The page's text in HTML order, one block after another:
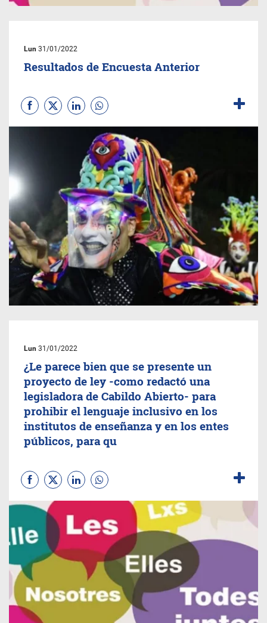
Lun 31/01/2022
Resultados de Encuesta Anterior
Lun 31/01/2022
¿Le parece bien que se presente un
proyecto de ley -como redactó una
legisladora de Cabildo Abierto- para
prohibir el lenguaje inclusivo en los
institutos de enseñanza y en los entes
públicos, para qu